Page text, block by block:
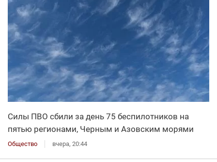
Силы ПВО сбили за день 75 беспилотников на
пятью регионами, Черным и Азовским морями
Общество вчера, 20:44